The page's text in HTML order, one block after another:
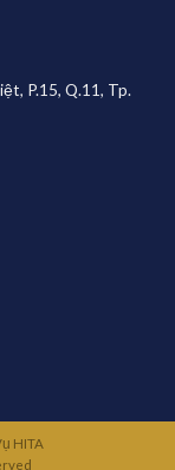
P.15, Q.11, Tp.
HITA